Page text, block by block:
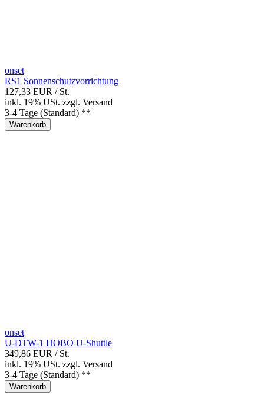
onset
RS1 Sonnenschutzvorrichtung
127,33 EUR / St.
inkl. 19% USt. zzgl. Versand
3-4 Tage (Standard) **
Warenkorb
onset
U-DTW-1 HOBO U-Shuttle
349,86 EUR / St.
inkl. 19% USt. zzgl. Versand
3-4 Tage (Standard) **
Warenkorb